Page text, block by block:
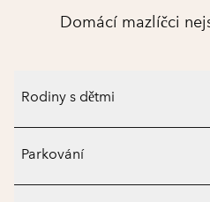
Domácí mazlíčci
Rodiny s dětmi
Parkování